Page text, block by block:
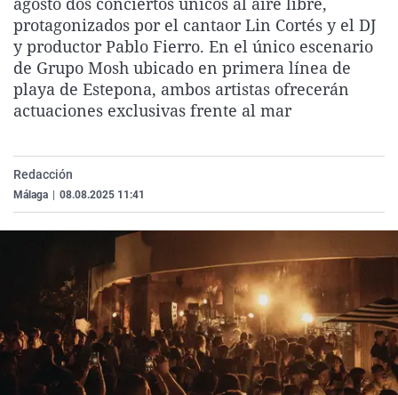
La rosa de los vientos
Gente viajera
Como el perro y el
Caso
Retornados
Equipo de
Operación Viuda
Extremadura
Galicia
La Rioja
Navarra
Virales
Televisión
Elecciones
protagonizados por el cantaor Lin Cortés y el DJ
y productor Pablo Fierro. En el único escenario
de Grupo Mosh ubicado en primera línea de
playa de Estepona, ambos artistas ofrecerán
actuaciones exclusivas frente al mar
Redacción
Málaga 08.08.2025 11:41